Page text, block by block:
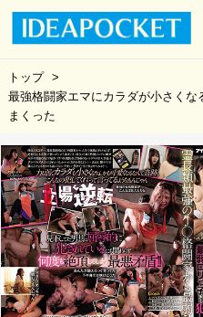
トップ
最強格闘家エマにカラダが小さく
まくった